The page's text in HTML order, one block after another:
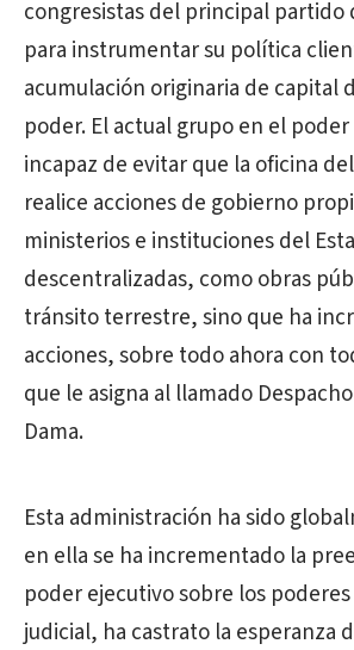
congresistas del principal partido
para instrumentar su política
acumulación originaria de capital
poder. El actual grupo en el
incapaz de evitar que la oficina
realice acciones de gobierno
ministerios e instituciones del
descentralizadas, como obras
tránsito terrestre, sino que ha
acciones, sobre todo ahora con
que le asigna al llamado
Dama.
Esta administración ha sido
en ella se ha incrementado la
poder ejecutivo sobre los
judicial, ha castrato la esperanza